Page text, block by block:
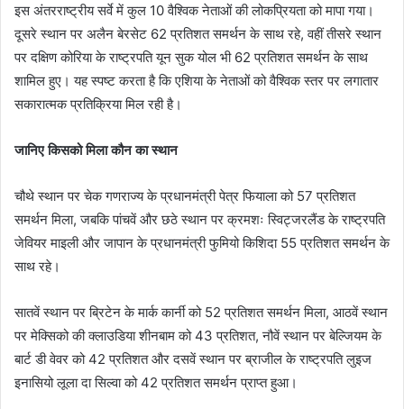
इस अंतरराष्ट्रीय सर्वे में कुल 10 वैश्विक नेताओं की लोकप्रियता को मापा गया।
दूसरे स्थान पर अलैन बेरसेट 62 प्रतिशत समर्थन के साथ रहे, वहीं तीसरे स्थान
पर दक्षिण कोरिया के राष्ट्रपति यून सुक योल भी 62 प्रतिशत समर्थन के साथ
शामिल हुए। यह स्पष्ट करता है कि एशिया के नेताओं को वैश्विक स्तर पर लगातार
सकारात्मक प्रतिक्रिया मिल रही है।
जानिए किसको मिला कौन का स्थान
चौथे स्थान पर चेक गणराज्य के प्रधानमंत्री पेत्र फियाला को 57 प्रतिशत
समर्थन मिला, जबकि पांचवें और छठे स्थान पर क्रमशः स्विट्जरलैंड के राष्ट्रपति
जेवियर माइली और जापान के प्रधानमंत्री फुमियो किशिदा 55 प्रतिशत समर्थन के
साथ रहे।
सातवें स्थान पर ब्रिटेन के मार्क कार्नी को 52 प्रतिशत समर्थन मिला, आठवें स्थान
पर मेक्सिको की क्लाउडिया शीनबाम को 43 प्रतिशत, नौवें स्थान पर बेल्जियम के
बार्ट डी वेवर को 42 प्रतिशत और दसवें स्थान पर ब्राजील के राष्ट्रपति लुइज
इनासियो लूला दा सिल्वा को 42 प्रतिशत समर्थन प्राप्त हुआ।